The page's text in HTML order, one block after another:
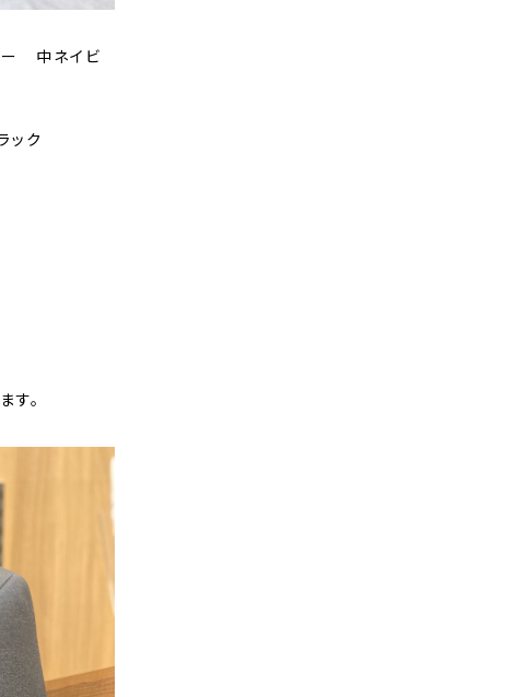
中ネイビ
ック
す。